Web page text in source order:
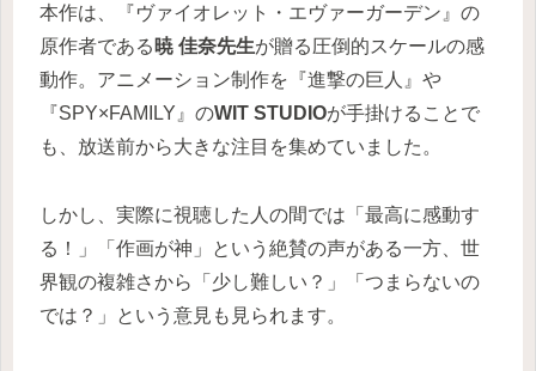
本作は、『ヴァイオレット・エヴァーガーデン』の
原作者である 暁 佳奈先生が贈る圧倒的スケールの感
動作。アニメーション制作を『進撃の巨人』や
『SPY×FAMILY』のWIT STUDIOが手掛けることで
も、放送前から大きな注目を集めていました。
しかし、実際に視聴した人の間では「最高に感動す
る！」「作画が神」という絶賛の声がある一方、世
界観の複雑さから「少し難しい？」「つまらないの
では？」という意見も見られます。